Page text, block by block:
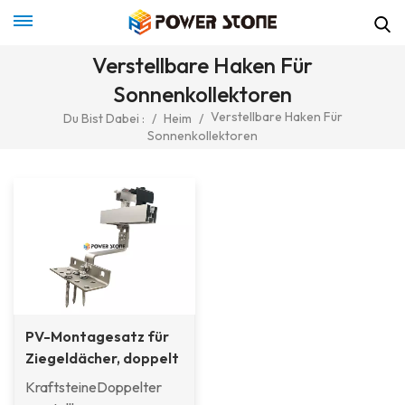
Verstellbare Haken Für
Sonnenkollektoren
Du Bist Dabei : / Heim / Verstellbare Haken Für
Sonnenkollektoren
PV-Montagesatz für
Ziegeldächer, doppelt
verstellbarer Solar-
Dachhaken aus
KraftsteineDoppelter